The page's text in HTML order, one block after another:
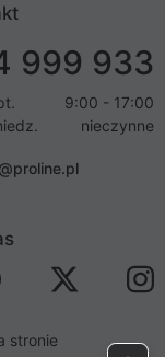
999 933
9:00 - 17:00
nieczynne
stronie